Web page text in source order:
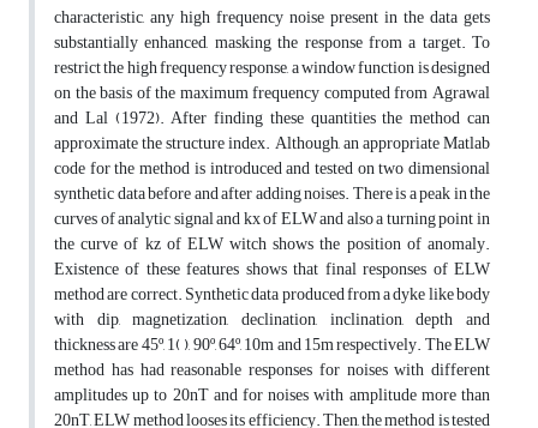
characteristic, any high frequency noise present in the data gets
substantially enhanced, masking the response from a target. To
restrict the high frequency response, a window function is designed
on the basis of the maximum frequency computed from Agrawal
and Lal (1972). After finding these quantities the method can
approximate the structure index. Although, an appropriate Matlab
code for the method is introduced and tested on two dimensional
synthetic data before and after adding noises. There is a peak in the
curves of analytic signal and kx of ELW and also a turning point in
the curve of kz of ELW witch shows the position of anomaly.
Existence of these features shows that final responses of ELW
method are correct. Synthetic data produced from a dyke like body
with dip, magnetization, declination, inclination, depth and
thickness are 45º, 1( ), 90º, 64º, 10m and 15m respectively. The ELW
method has had reasonable responses for noises with different
amplitudes up to 20nT and for noises with amplitude more than
20nT, ELW method looses its efficiency. Then, the method is tested